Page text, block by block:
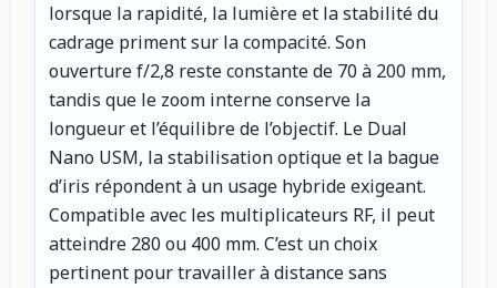
lorsque la rapidité, la lumière et la stabilité du
cadrage priment sur la compacité. Son
ouverture f/2,8 reste constante de 70 à 200 mm,
tandis que le zoom interne conserve la
longueur et l’équilibre de l’objectif. Le Dual
Nano USM, la stabilisation optique et la bague
d’iris répondent à un usage hybride exigeant.
Compatible avec les multiplicateurs RF, il peut
atteindre 280 ou 400 mm. C’est un choix
pertinent pour travailler à distance sans